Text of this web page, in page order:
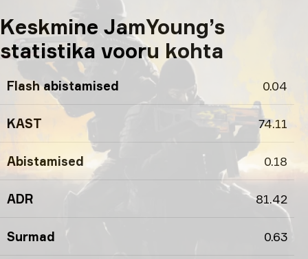
Keskmine JamYoung’s
statistika vooru kohta
Flash abistamised 0.04
KAST 74.11
Abistamised 0.18
ADR 81.42
Surmad 0.63